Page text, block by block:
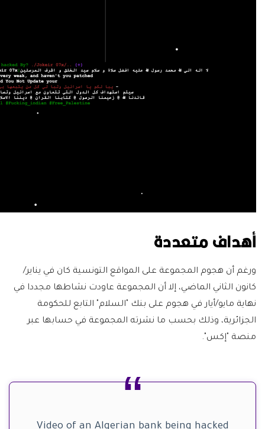
أهداف متعددة
ورغم أن هجوم المجموعة على المواقع التونسية كان في يناير/
كانون الثاني الماضي، إلا أن المجموعة عاودت نشاطها مجددا في
نهاية مايو/أيار في هجوم على بنك "السلام" التابع للحكومة
الجزائرية، وذلك بحسب ما نشرته المجموعة في حسابها عبر
منصة "إكس".